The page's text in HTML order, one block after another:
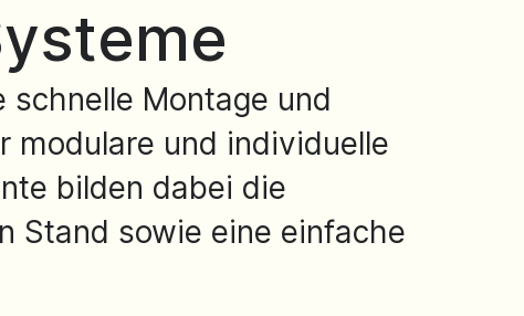
Montage und
modulare und individuelle
bilden dabei die
Stand sowie eine einfache